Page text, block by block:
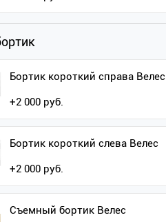
Бортик короткий справа Велес
+2 000 руб.
Бортик короткий слева Велес
+2 000 руб.
Съемный бортик Велес